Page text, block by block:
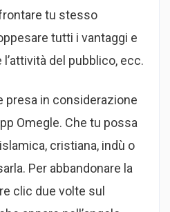
tu stesso
tutti i vantaggi e
del pubblico, ecc.
presa in considerazione
Omegle. Che tu possa
cristiana, indù o
Per abbandonare la
clic due volte sul